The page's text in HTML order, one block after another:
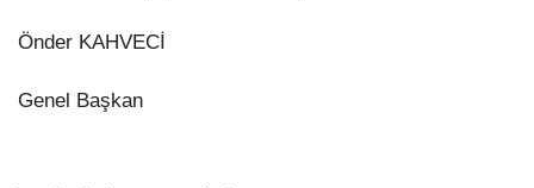
Önder KAHVECİ
Genel Başkan